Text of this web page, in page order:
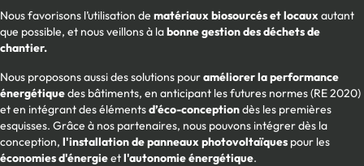
Nous favorisons l’utilisation de matériaux biosourcés et locauxautant
que possible, et nous veillons à labonne gestion des déchets de
chantier.
Nous proposons aussi des solutions pouraméliorer la performance
énergétiquedes bâtiments, en anticipant les futures normes (RE 2020)
et en intégrant des élémentsd’éco-conceptiondès les premières
esquisses. Grâce à nos partenaires, nous pouvons intégrer dès la
conception, l'installation de panneaux photovoltaïques pour les
économies d'énergieetl'autonomie énergétique.